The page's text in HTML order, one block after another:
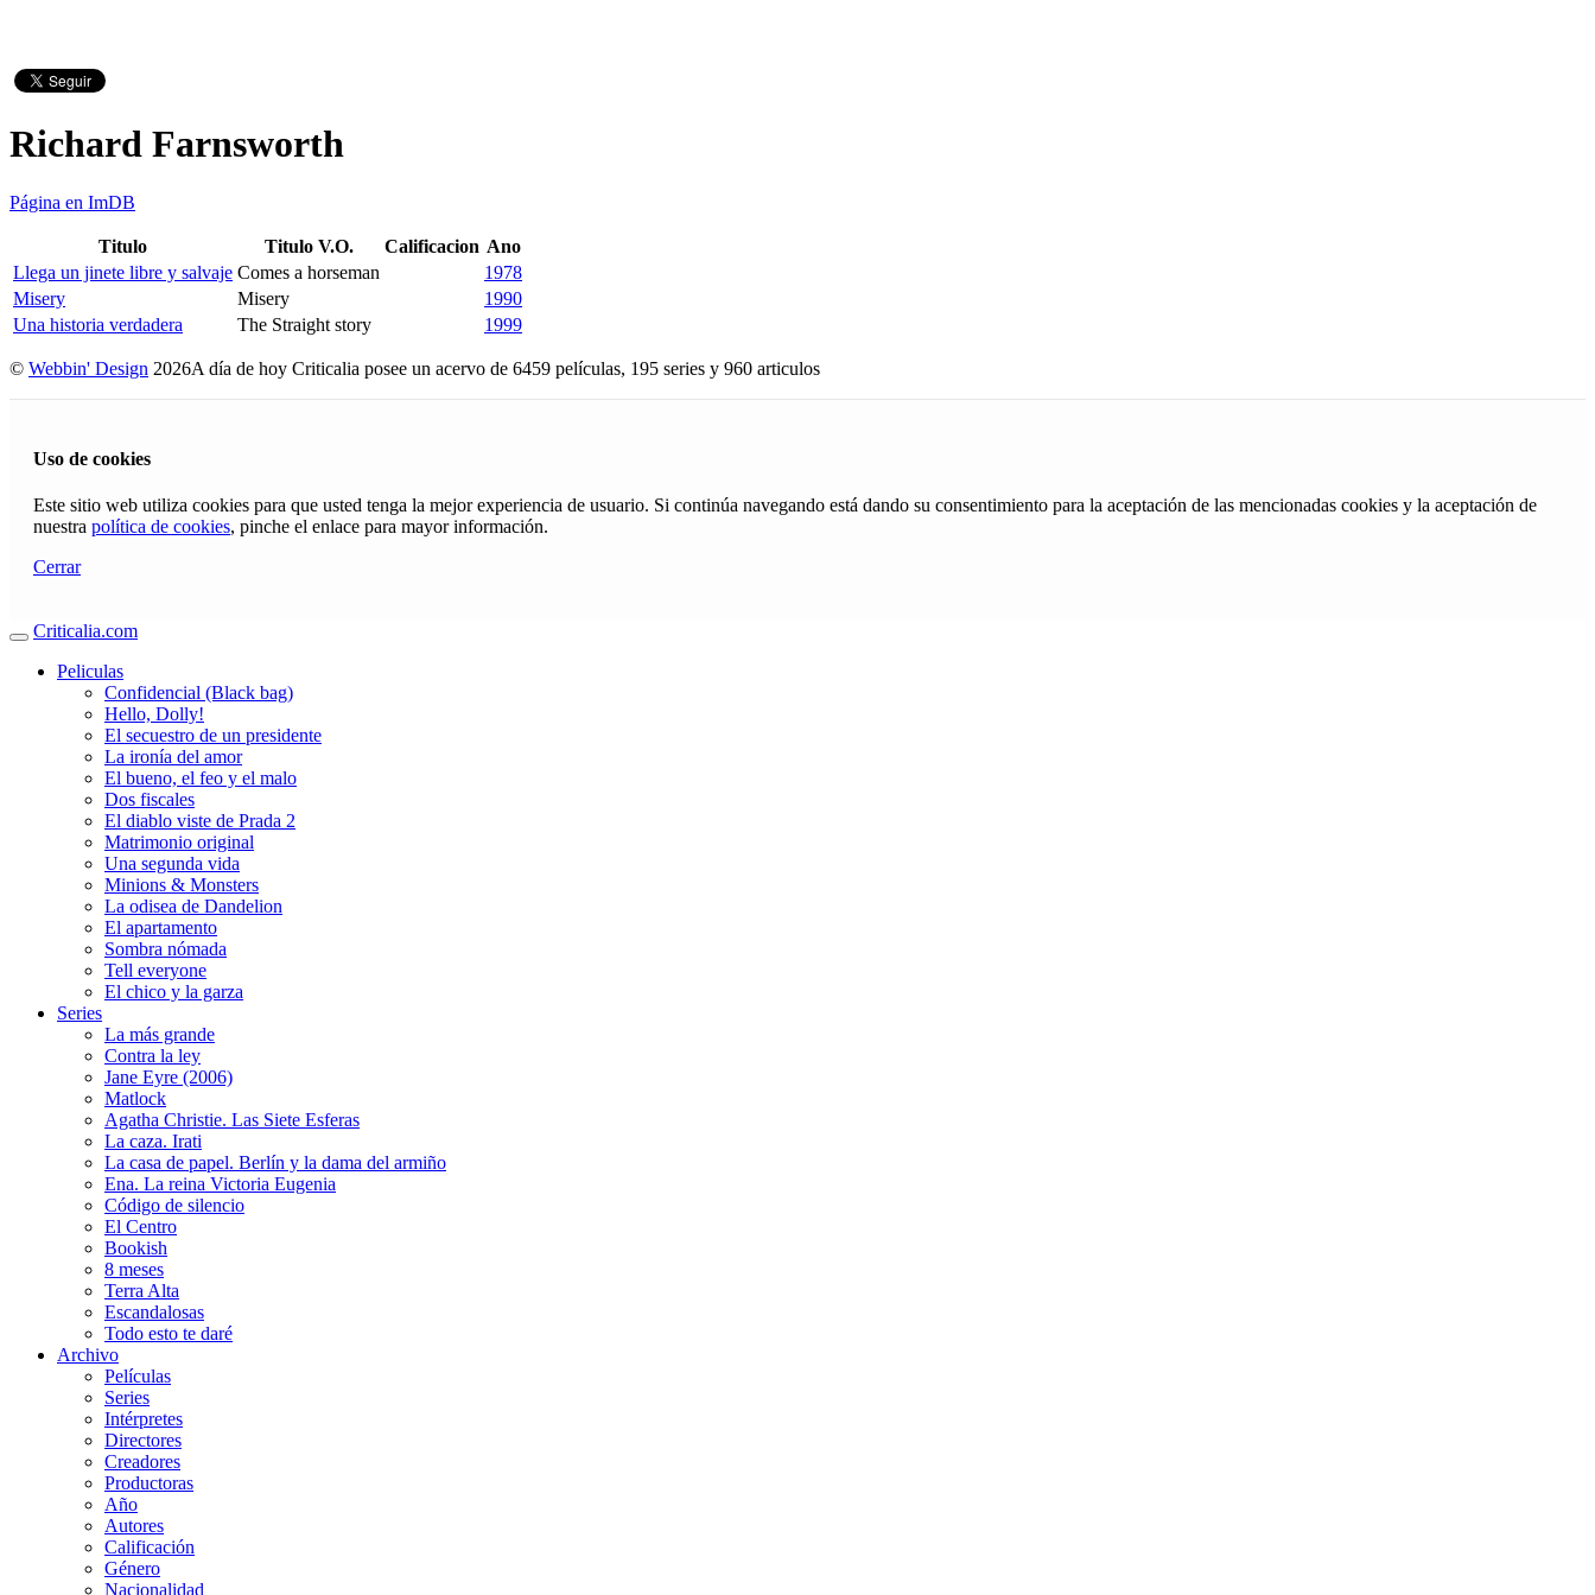
Richard Farnsworth
Página en ImDB
Titulo Titulo V.O. Calificacion Ano
Llega un jinete libre y salvaje Comes a horseman
1978
Misery
Misery
1990
Una historia verdadera
The Straight story 1999
© Webbin' Design 2026A día de hoy Criticalia posee un acervo de 6459 películas, 195 series y 960 articulos
Uso de cookies
Este sitio web utiliza cookies para que usted tenga la mejor experiencia de usuario. Si continúa navegando está dando su consentimiento para la aceptación de las mencionadas cookies y la aceptación de
nuestra política de cookies, pinche el enlace para mayor información.
Cerrar
Criticalia.com
Peliculas
Confidencial (Black bag)
Hello, Dolly!
El secuestro de un presidente
La ironía del amor
El bueno, el feo y el malo
Dos fiscales
El diablo viste de Prada 2
Matrimonio original
Una segunda vida
Minions & Monsters
La odisea de Dandelion
El apartamento
Sombra nómada
Tell everyone
El chico y la garza
Series
La más grande
Contra la ley
Jane Eyre (2006)
Matlock
Agatha Christie. Las Siete Esferas
La caza. Irati
La casa de papel. Berlín y la dama del armiño
Ena. La reina Victoria Eugenia
Código de silencio
El Centro
Bookish
8 meses
Terra Alta
Escandalosas
Todo esto te daré
Archivo
Películas
Series
Intérpretes
Directores
Creadores
Productoras
Año
Autores
Calificación
Género
Nacionalidad